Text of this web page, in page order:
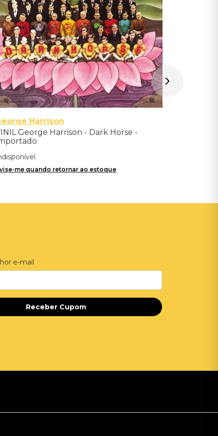
Harrison
George Harrison - Dark Horse -
me quando retornar ao estoque
e-mail
Receber Cupom